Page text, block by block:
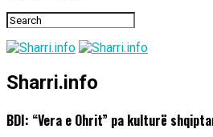
Sharri.info
BDI: “Vera e Ohrit” pa kulturë